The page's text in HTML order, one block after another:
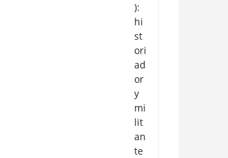
):
hi
st
ori
ad
or
y
mi
lit
an
te